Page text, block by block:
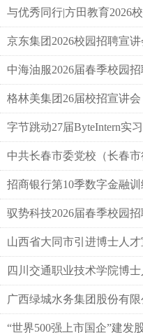
与优秀同行|方田教育2026
京东集团2026校园招聘宣讲
中海油服2026届春季校园
格林美集团26届校招宣讲会
字节跳动27届ByteIntern实
中共长春市委党校（长春
聘宣讲会
招商银行第10季数字金融
批）招募
驭势科技2026届春季校园
山西省大同市引进博士人才
四川交通职业技术学院博
广西绿城水务集团股份有
章
“世界500强上市国企”建发